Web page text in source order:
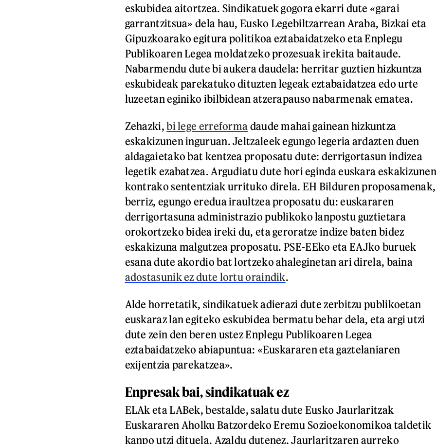
eskubidea aitortzea. Sindikatuek gogora ekarri dute «garai
garrantzitsua» dela hau, Eusko Legebiltzarrean Araba, Bizkai eta
Gipuzkoarako egitura politikoa eztabaidatzeko eta Enplegu
Publikoaren Legea moldatzeko prozesuak irekita baitaude.
Nabarmendu dute bi aukera daudela: herritar guztien hizkuntza
eskubideak parekatuko dituzten legeak eztabaidatzea edo urte
luzeetan eginiko ibilbidean atzerapauso nabarmenak ematea.
Zehazki,bi lege erreforma daude mahai gainean hizkuntza
eskakizunen inguruan. Jeltzaleek egungo legeria ardazten duen
aldagaietako bat kentzea proposatu dute: derrigortasun indizea
legetik ezabatzea. Argudiatu dute hori eginda euskara eskakizunen
kontrako sententziak urrituko direla. EH Bilduren proposamenak,
berriz, egungo eredua iraultzea proposatu du: euskararen
derrigortasuna administrazio publikoko lanpostu guztietara
orokortzeko bidea ireki du, eta geroratze indize baten bidez
eskakizuna malgutzea proposatu. PSE-EEko eta EAJko buruek
esana dute akordio bat lortzeko ahaleginetan ari direla, baina
adostasunik ez dute lortu oraindik.
Alde horretatik, sindikatuek adierazi dute zerbitzu publikoetan
euskaraz lan egiteko eskubidea bermatu behar dela, eta argi utzi
dute zein den beren ustez Enplegu Publikoaren Legea
eztabaidatzeko abiapuntua: «Euskararen eta gaztelaniaren
exijentzia parekatzea».
Enpresak bai, sindikatuak ez
ELAk eta LABek, bestalde, salatu dute Eusko Jaurlaritzak
Euskararen Aholku Batzordeko Eremu Sozioekonomikoa taldetik
kanpo utzi dituela. Azaldu dutenez, Jaurlaritzaren aurreko